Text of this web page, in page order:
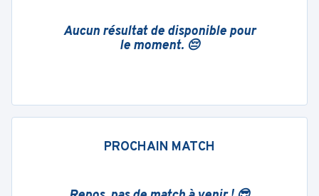
Aucun résultat de disponible pour
le moment. 😔
PROCHAIN MATCH